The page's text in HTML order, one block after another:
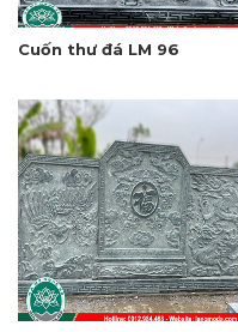
Cuốn thư đá LM 96